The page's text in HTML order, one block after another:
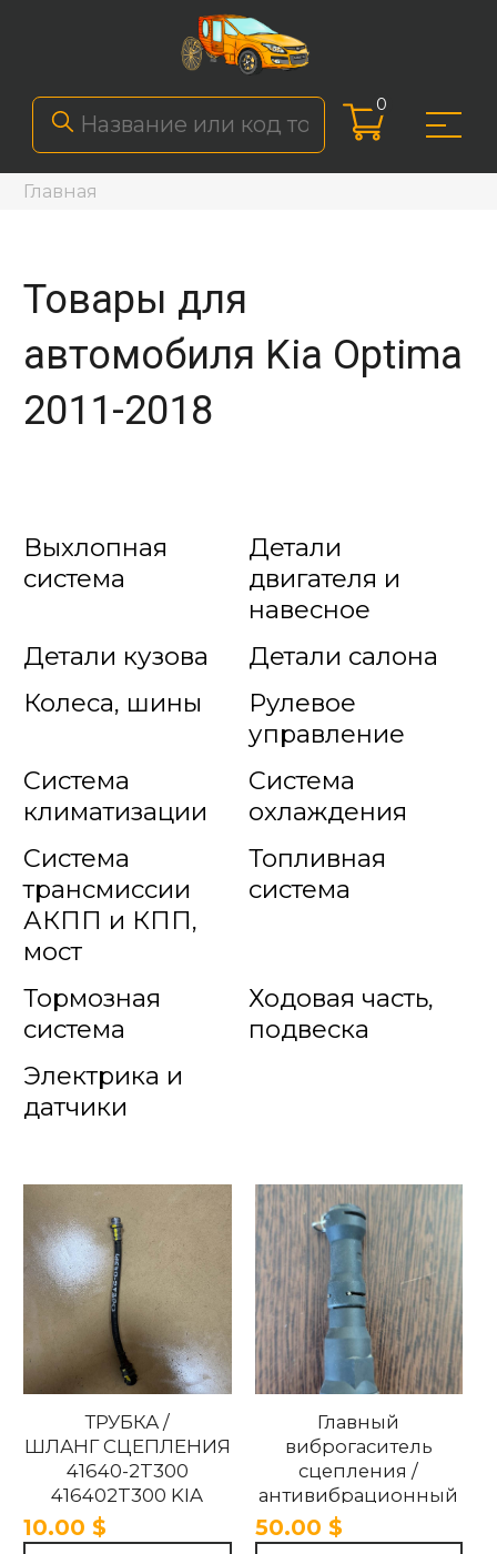
0
Главная
Товары для
автомобиля Kia Optima
2011-2018
Выхлопная
система
Детали
двигателя и
навесное
Детали кузова
Детали салона
Колеса, шины
Рулевое
управление
Система
климатизации
Система
охлаждения
Система
трансмиссии
АКПП и КПП,
мост
Топливная
система
Тормозная
система
Ходовая часть,
подвеска
Электрика и
датчики
ТРУБКА /
ШЛАНГ СЦЕПЛЕНИЯ
41640-2T300
416402T300 KIA
OPTIMA 2011-2018.
10.00 $
Главный
виброгаситель
сцепления /
антивибрационный
блок 1.7 4165038400
Kia Optima 2011-2018
50.00 $